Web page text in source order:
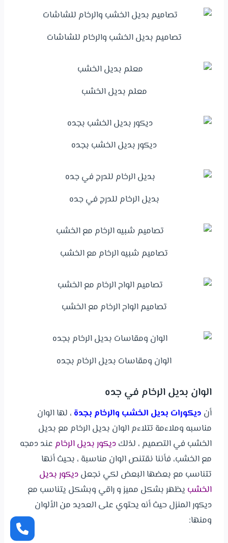
تصاميم بديل الخشب والرخام للشاشات
معلم بديل الخشب
ديكور بديل الخشب بجده
بديل الرخام للدرج في جده
تصاميم شبيه الرخام مع الخشب
تصاميم الواح الرخام مع الخشب
الوان ومقاسات بديل الرخام بجده
الوان بديل الرخام في جده
أن ديكورات بديل الخشب والرخام بجدة ، لها الوان
مناسبه وملاءمة تتلاءم الوان بديل الرخام مع بديل
الخشب في التصميم ، لذلكديكور بديل الرخام عند دمجه
مع الخشب، فأننا نقتنص الوان مناسبة ، بحيث أنها
تتناسب مع بعضها البعض لكي نجعلديكور بديل
الخشب يظهر بشكل مميز و راقي وبشكل يتناسب مع
ديكور المنزل حيث أنه يحتوي على العديد من الألوان
ومنها: